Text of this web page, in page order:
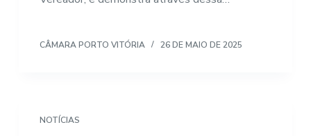
CÂMARA PORTO VITÓRIA 26 DE MAIO DE 2025
NOTÍCIAS